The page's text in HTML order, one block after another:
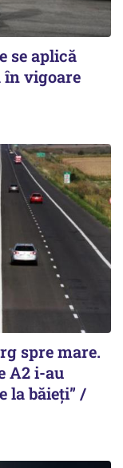
se aplică
în vigoare
spre mare.
A2 i-au
la băieți” /